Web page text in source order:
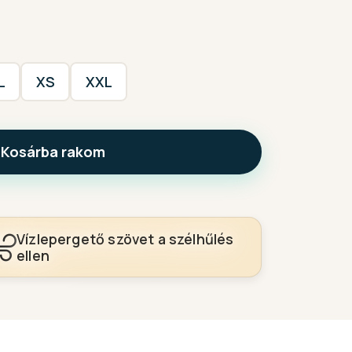
XS XXL
Kosárba rakom
Vízlepergető szövet a szélhűlés
ellen